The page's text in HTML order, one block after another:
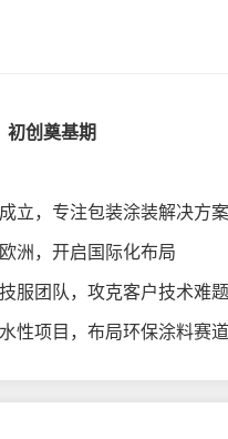
初创奠基期
立，专注包装涂装解决方案
洲，开启国际化布局
服团队，攻克客户技术难题
性项目，布局环保涂料赛道